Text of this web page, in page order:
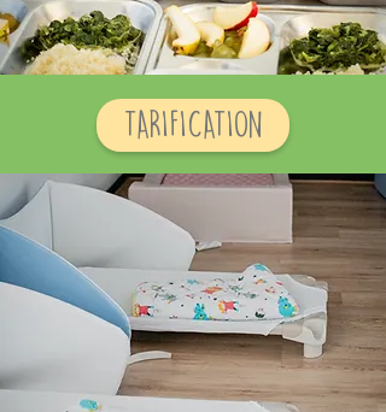
TARIFICATION